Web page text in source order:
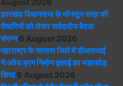
झारखंड विधानसभा के मॉनसून सत्र की
तैयारियों को लेकर सर्वदलीय बैठक
संपन्न 6 August 2026
महाराष्ट्र के सातारा जिले में डीआरआई
ने अवैध ड्रग निर्माण इकाई का भंडाफोड़
किया 6 August 2026